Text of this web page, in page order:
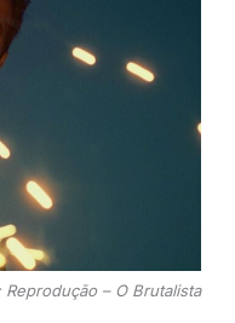
Reprodução – O Brutalista